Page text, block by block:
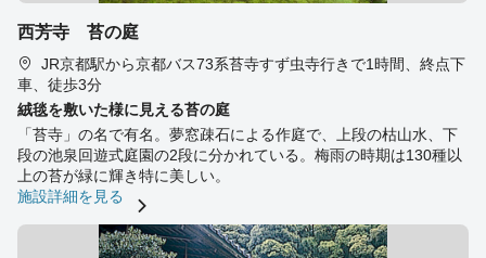
西芳寺 苔の庭
JR京都駅から京都バス73系苔寺すず虫寺行きで1時間、終点下
車、徒歩3分
絨毯を敷いた様に見える苔の庭
「苔寺」の名で有名。夢窓疎石による作庭で、上段の枯山水、下
段の池泉回遊式庭園の2段に分かれている。梅雨の時期は130種以
上の苔が緑に輝き特に美しい。
施設詳細を見る